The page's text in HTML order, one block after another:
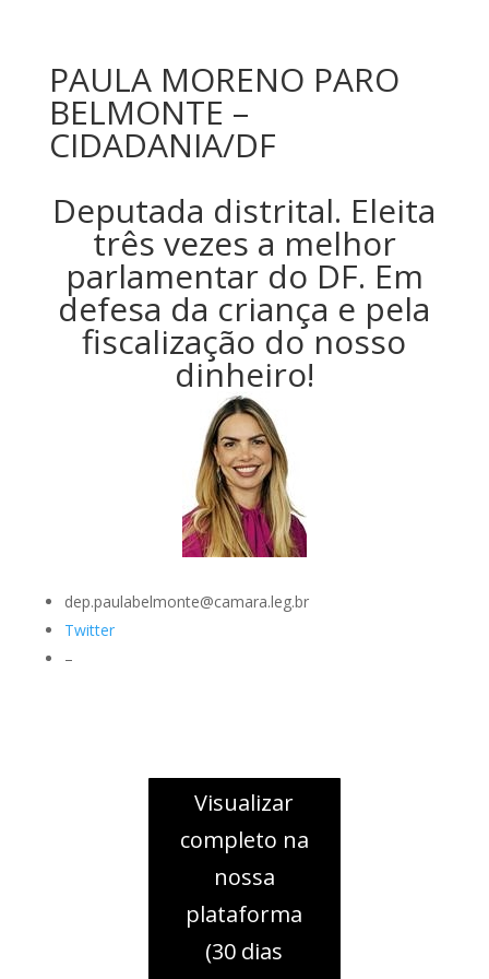
PAULA MORENO PARO
BELMONTE –
CIDADANIA/DF
Deputada distrital. Eleita
três vezes a melhor
parlamentar do DF. Em
defesa da criança e pela
fiscalização do nosso
dinheiro!
dep.paulabelmonte@camara.leg.br
Twitter
–
Visualizar
completo na
nossa
plataforma
(30 dias